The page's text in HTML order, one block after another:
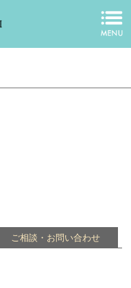
ご相談・お問い合わせ